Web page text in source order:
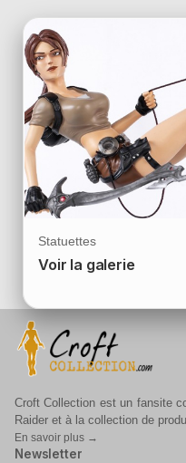
Statuettes
Voir la galerie
Croft Collection est un fansite
Raider et à la collection de
En savoir plus →
Newsletter